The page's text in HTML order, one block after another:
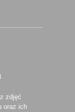
zdjęć
oraz ich